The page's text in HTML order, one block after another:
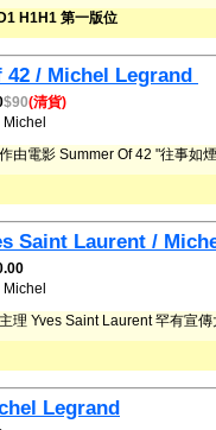
H1H1 第一版位
/ Michel Legrand
$90(清貨)
Michel
由電影 Summer Of 42 "往事如
Saint Laurent /
Michel
理 Yves Saint Laurent 罕有宣傳
Legrand